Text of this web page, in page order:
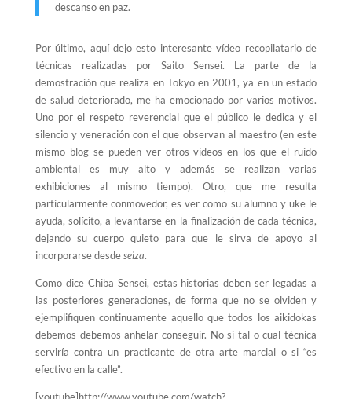
descanso en paz.
Por último, aquí dejo esto interesante vídeo recopilatario de
técnicas realizadas por Saito Sensei. La parte de la
demostración que realiza en Tokyo en 2001, ya en un estado
de salud deteriorado, me ha emocionado por varios motivos.
Uno por el respeto reverencial que el público le dedica y el
silencio y veneración con el que observan al maestro (en este
mismo blog se pueden ver otros vídeos en los que el ruido
ambiental es muy alto y además se realizan varias
exhibiciones al mismo tiempo). Otro, que me resulta
particularmente conmovedor, es ver como su alumno y uke le
ayuda, solícito, a levantarse en la finalización de cada técnica,
dejando su cuerpo quieto para que le sirva de apoyo al
incorporarse desdeseiza.
Como dice Chiba Sensei, estas historias deben ser legadas a
las posteriores generaciones, de forma que no se olviden y
ejemplifiquen continuamente aquello que todos los aikidokas
debemos debemos anhelar conseguir. No si tal o cual técnica
serviría contra un practicante de otra arte marcial o si “es
efectivo en la calle”.